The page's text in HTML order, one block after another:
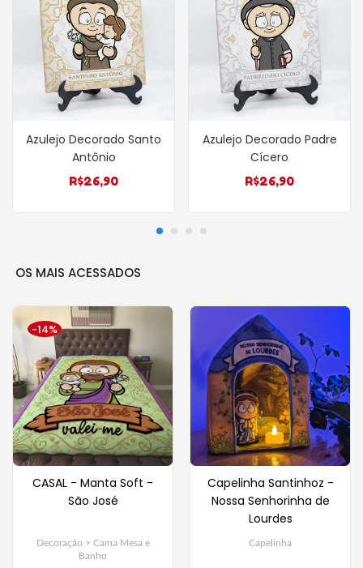
Azulejo Decorado Santo
Antônio
R$26,90
Azulejo Decorado Padre
Cícero
R$26,90
OS MAIS ACESSADOS
-14%
CASAL - Manta Soft -
São José
Decoração > Cama Mesa e
Banho
Capelinha Santinhoz -
Nossa Senhorinha de
Lourdes
Capelinha